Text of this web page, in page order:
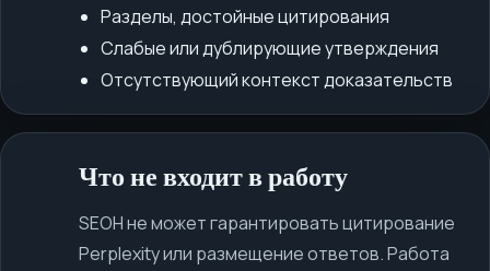
Разделы, достойные цитирования
Слабые или дублирующие утверждения
Отсутствующий контекст доказательств
Что не входит в работу
SEOH не может гарантировать цитирование
Perplexity или размещение ответов. Работа